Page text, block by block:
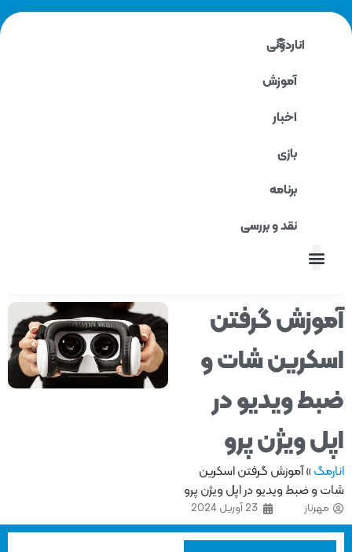
اناردونی
آموزش
برنامه
نقد و بررسی
گرفتن
شات و
ویدیو در
ویژن پرو
»آموزش گرفتن اسکرین
و ضبط ویدیو در اپل ویژن پرو
مهرناز 23 آوریل 2024